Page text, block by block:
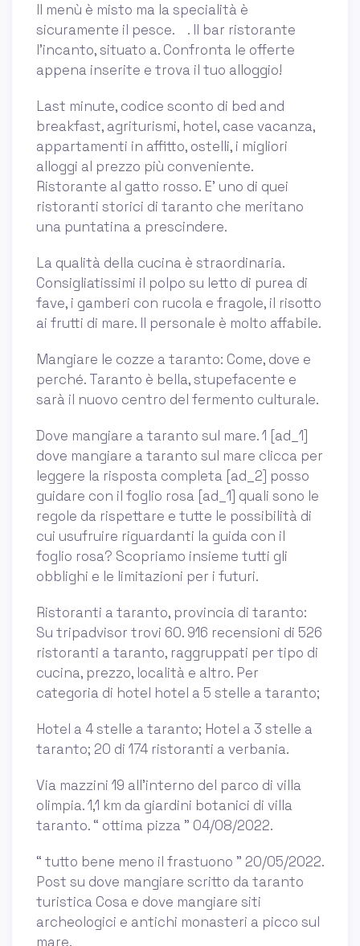
Il menù è misto ma la specialità è
sicuramente il pesce. ⠀. Il bar ristorante
l’incanto, situato a. Confronta le offerte
appena inserite e trova il tuo alloggio!
Last minute, codice sconto di bed and
breakfast, agriturismi, hotel, case vacanza,
appartamenti in affitto, ostelli, i migliori
alloggi al prezzo più conveniente.
Ristorante al gatto rosso. E’ uno di quei
ristoranti storici di taranto che meritano
una puntatina a prescindere.
La qualità della cucina è straordinaria.
Consigliatissimi il polpo su letto di purea di
fave, i gamberi con rucola e fragole, il risotto
ai frutti di mare. Il personale è molto affabile.
Mangiare le cozze a taranto: Come, dove e
perché. Taranto è bella, stupefacente e
sarà il nuovo centro del fermento culturale.
Dove mangiare a taranto sul mare. 1 [ad_1]
dove mangiare a taranto sul mare clicca per
leggere la risposta completa [ad_2] posso
guidare con il foglio rosa [ad_1] quali sono le
regole da rispettare e tutte le possibilità di
cui usufruire riguardanti la guida con il
foglio rosa? Scopriamo insieme tutti gli
obblighi e le limitazioni per i futuri.
Ristoranti a taranto, provincia di taranto:
Su tripadvisor trovi 60. 916 recensioni di 526
ristoranti a taranto, raggruppati per tipo di
cucina, prezzo, località e altro. Per
categoria di hotel hotel a 5 stelle a taranto;
Hotel a 4 stelle a taranto; Hotel a 3 stelle a
taranto; 20 di 174 ristoranti a verbania.
Via mazzini 19 all'interno del parco di villa
olimpia. 1,1 km da giardini botanici di villa
taranto. “ ottima pizza ” 04/08/2022.
“ tutto bene meno il frastuono ” 20/05/2022.
Post su dove mangiare scritto da taranto
turistica Cosa e dove mangiare siti
archeologici e antichi monasteri a picco sul
mare.